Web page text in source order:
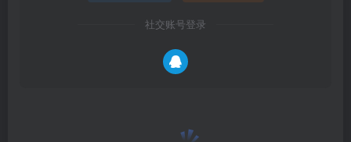
社交账号登录